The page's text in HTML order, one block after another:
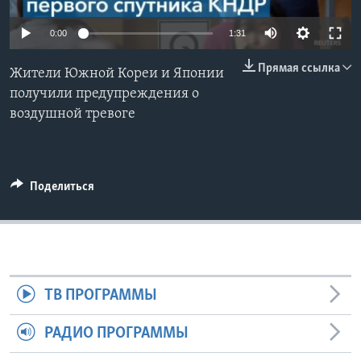
Learning English
СОЦИАЛЬНЫЕ СЕТИ
0:00 1:31
Прямая ссылка
Жители Южной Кореи и Японии
получили предупреждения о
воздушной тревоге
Поделиться
ТВ ПРОГРАММЫ
РАДИО ПРОГРАММЫ